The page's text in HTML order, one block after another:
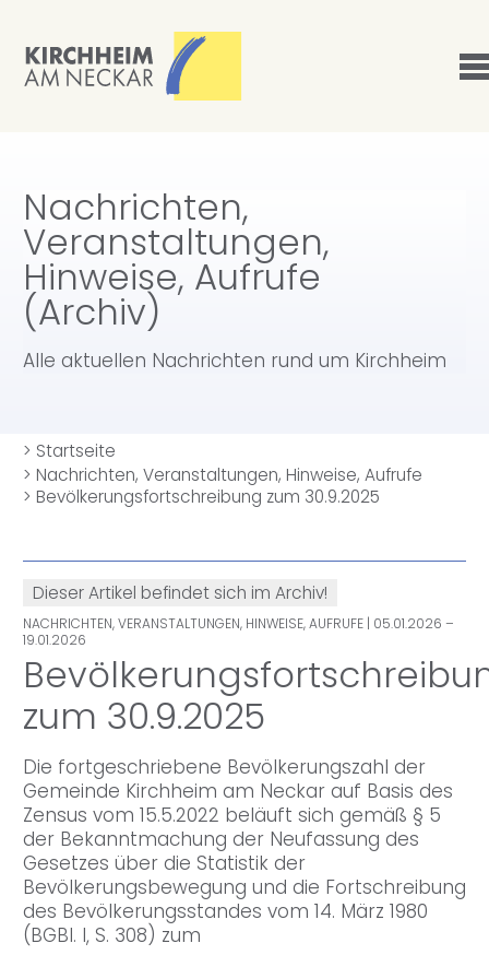
Nachrichten,
Veranstaltungen,
Hinweise, Aufrufe
(Archiv)
Alle aktuellen Nachrichten rund um Kirchheim
> Startseite
> Nachrichten, Veranstaltungen, Hinweise, Aufrufe
> Bevölkerungsfortschreibung zum 30.9.2025
Dieser Artikel befindet sich im Archiv!
NACHRICHTEN, VERANSTALTUNGEN, HINWEISE, AUFRUFE | 05.01.2026 –
19.01.2026
zum 30.9.2025
Die fortgeschriebene Bevölkerungszahl der
Gemeinde Kirchheim am Neckar auf Basis des
Zensus vom 15.5.2022 beläuft sich gemäß § 5
der Bekanntmachung der Neufassung des
Gesetzes über die Statistik der
Bevölkerungsbewegung und die Fortschreibung
des Bevölkerungsstandes vom 14. März 1980
(BGBI. I, S. 308) zum